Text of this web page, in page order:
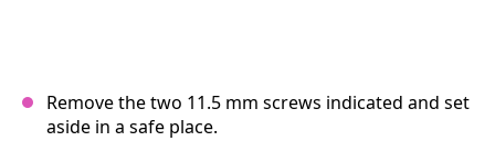
Remove the two 11.5 mm screws indicated and set
aside in a safe place.